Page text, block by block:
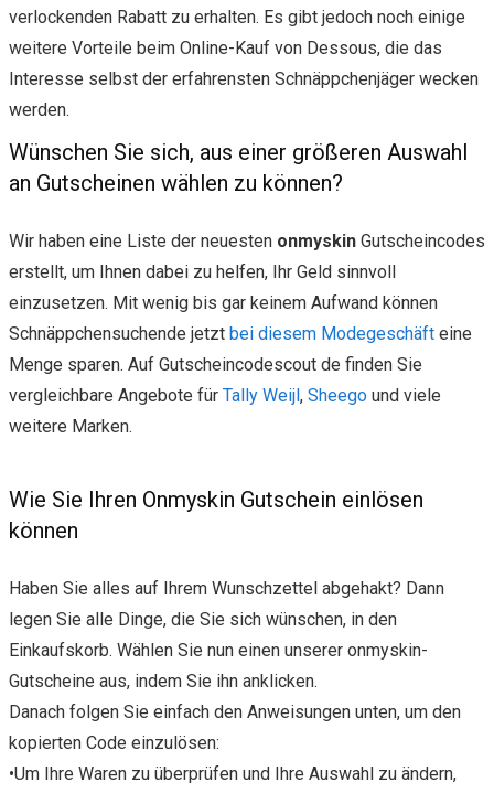
verlockenden Rabatt zu erhalten. Es gibt jedoch noch einige
weitere Vorteile beim Online-Kauf von Dessous, die das
Interesse selbst der erfahrensten Schnäppchenjäger wecken
werden.
Wünschen Sie sich, aus einer größeren Auswahl
an Gutscheinen wählen zu können?
Wir haben eine Liste der neuesten onmyskin Gutscheincodes
erstellt, um Ihnen dabei zu helfen, Ihr Geld sinnvoll
einzusetzen. Mit wenig bis gar keinem Aufwand können
Schnäppchensuchende jetzt bei diesem Modegeschäft eine
Menge sparen. Auf Gutscheincodescout de finden Sie
vergleichbare Angebote für Tally Weijl, Sheego und viele
weitere Marken.
Wie Sie Ihren Onmyskin Gutschein einlösen
können
Haben Sie alles auf Ihrem Wunschzettel abgehakt? Dann
legen Sie alle Dinge, die Sie sich wünschen, in den
Einkaufskorb. Wählen Sie nun einen unserer onmyskin-
Gutscheine aus, indem Sie ihn anklicken.
Danach folgen Sie einfach den Anweisungen unten, um den
kopierten Code einzulösen:
•Um Ihre Waren zu überprüfen und Ihre Auswahl zu ändern,